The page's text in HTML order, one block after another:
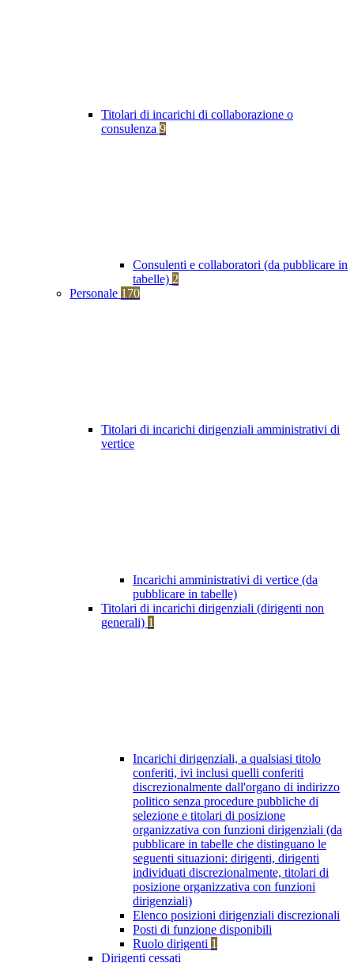
Titolari di incarichi di collaborazione o
consulenza 9
Consulenti e collaboratori (da pubblicare in
tabelle) 2
Personale 170
Titolari di incarichi dirigenziali amministrativi di
vertice
Incarichi amministrativi di vertice (da
pubblicare in tabelle)
Titolari di incarichi dirigenziali (dirigenti non
generali) 1
Incarichi dirigenziali, a qualsiasi titolo
conferiti, ivi inclusi quelli conferiti
discrezionalmente dall'organo di indirizzo
politico senza procedure pubbliche di
selezione e titolari di posizione
organizzativa con funzioni dirigenziali (da
pubblicare in tabelle che distinguano le
seguenti situazioni: dirigenti, dirigenti
individuati discrezionalmente, titolari di
posizione organizzativa con funzioni
dirigenziali)
Elenco posizioni dirigenziali discrezionali
Posti di funzione disponibili
Ruolo dirigenti 1
Dirigenti cessati